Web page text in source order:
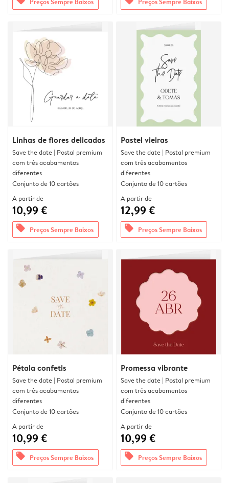
Linhas de flores delicadas
Save the date | Postal premium
com três acabamentos
diferentes
Conjunto de 10 cartões
A partir de
10,99 €
offers Preços Sempre Baixos
Pastel vieiras
Save the date | Postal premium
com três acabamentos
diferentes
Conjunto de 10 cartões
A partir de
12,99 €
offers Preços Sempre Baixos
Pétala confetis
Save the date | Postal premium
com três acabamentos
diferentes
Conjunto de 10 cartões
A partir de
10,99 €
offers Preços Sempre Baixos
Promessa vibrante
Save the date | Postal premium
com três acabamentos
diferentes
Conjunto de 10 cartões
A partir de
10,99 €
offers Preços Sempre Baixos